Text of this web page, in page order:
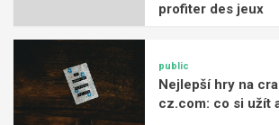
profiter des jeux
public
Nejlepší hry na
cz.com: co si užít